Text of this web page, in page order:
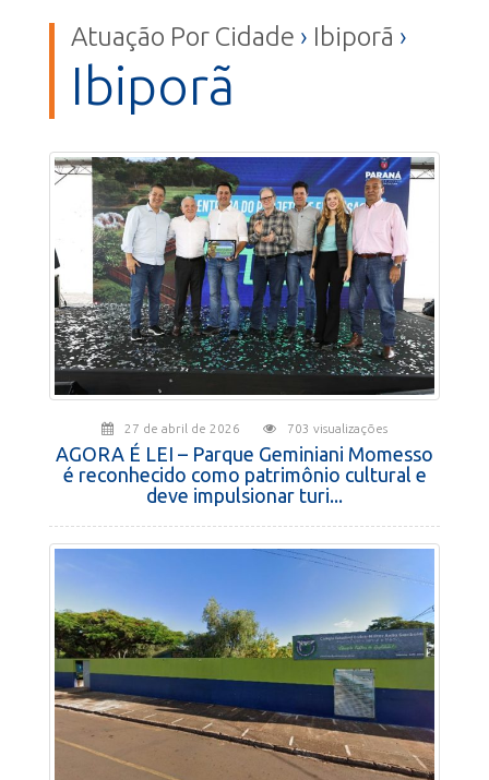
Atuação Por Cidade › Ibiporã ›
Ibiporã
27 de abril de 2026 703 visualizações
AGORA É LEI – Parque Geminiani Momesso
é reconhecido como patrimônio cultural e
deve impulsionar turi...